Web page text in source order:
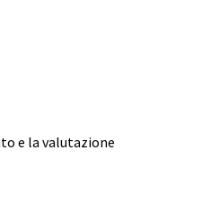
e la valutazione